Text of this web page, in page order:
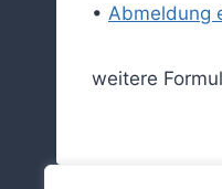
• Abmeldung
weitere